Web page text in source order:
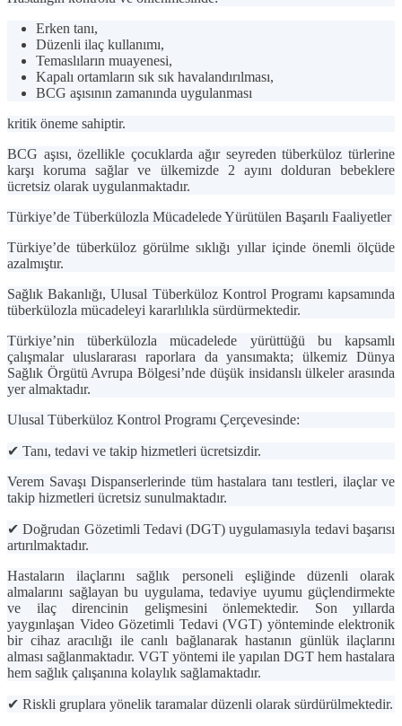
Erken tanı,
Düzenli ilaç kullanımı,
Temaslıların muayenesi,
Kapalı ortamların sık sık havalandırılması,
BCG aşısının zamanında uygulanması
kritik öneme sahiptir.
BCG aşısı, özellikle çocuklarda ağır seyreden tüberküloz türlerine
karşı koruma sağlar ve ülkemizde 2 ayını dolduran bebeklere
ücretsiz olarak uygulanmaktadır.
Türkiye’de Tüberkülozla Mücadelede Yürütülen Başarılı Faaliyetler
Türkiye’de tüberküloz görülme sıklığı yıllar içinde önemli ölçüde
azalmıştır.
Sağlık Bakanlığı,Ulusal Tüberküloz Kontrol Programı kapsamında
tüberkülozla mücadeleyi kararlılıkla sürdürmektedir.
Türkiye’nin tüberkülozla mücadelede yürüttüğü bu kapsamlı
çalışmalar uluslararası raporlara da yansımakta; ülkemiz Dünya
Sağlık Örgütü Avrupa Bölgesi’nde düşük insidanslı ülkelerarasında
yer almaktadır.
Ulusal Tüberküloz Kontrol Programı Çerçevesinde:
✔ Tanı, tedavi ve takip hizmetleri ücretsizdir.
Verem Savaşı Dispanserlerinde tüm hastalara tanı testleri, ilaçlar ve
takip hizmetleri ücretsiz sunulmaktadır.
✔ Doğrudan Gözetimli Tedavi (DGT) uygulamasıyla tedavi başarısı
artırılmaktadır.
Hastaların ilaçlarını sağlık personeli eşliğinde düzenli olarak
almalarını sağlayan bu uygulama, tedaviye uyumu güçlendirmekte
ve ilaç direncinin gelişmesini önlemektedir. Son yıllarda
yaygınlaşan Video Gözetimli Tedavi (VGT) yönteminde elektronik
bir cihaz aracılığı ile canlı bağlanarak hastanın günlük ilaçlarını
alması sağlanmaktadır. VGT yöntemi ile yapılan DGT hem hastalara
hem sağlık çalışanına kolaylık sağlamaktadır.
✔ Riskli gruplara yönelik taramalar düzenli olarak sürdürülmektedir.